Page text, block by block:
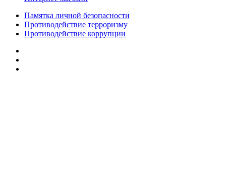
Памятка личной безопасности
Противодействие терроризму
Противодействие коррупции